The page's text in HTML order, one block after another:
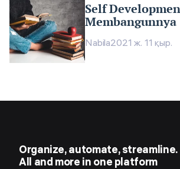
Self
Membangunnya
Nabila2021 ж. 11 қыр.
Organize, automate, streamline.
All and more in one platform